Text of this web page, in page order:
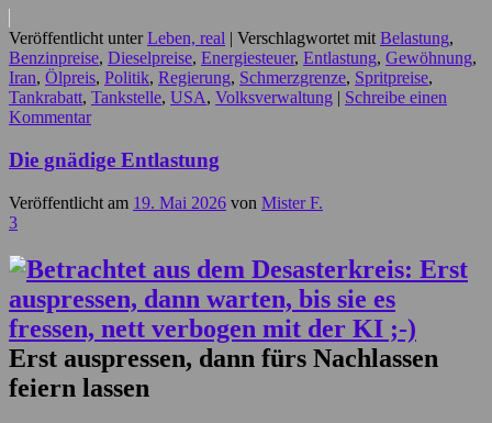
Veröffentlicht unter Leben, real | Verschlagwortet mit Belastung,
Benzinpreise, Dieselpreise, Energiesteuer, Entlastung, Gewöhnung,
Iran, Ölpreis, Politik, Regierung, Schmerzgrenze, Spritpreise,
Tankrabatt, Tankstelle, USA, Volksverwaltung | Schreibe einen
Kommentar
Die gnädige Entlastung
Veröffentlicht am 19. Mai 2026 von Mister F.
3
Erst auspressen, dann fürs Nachlassen
feiern lassen